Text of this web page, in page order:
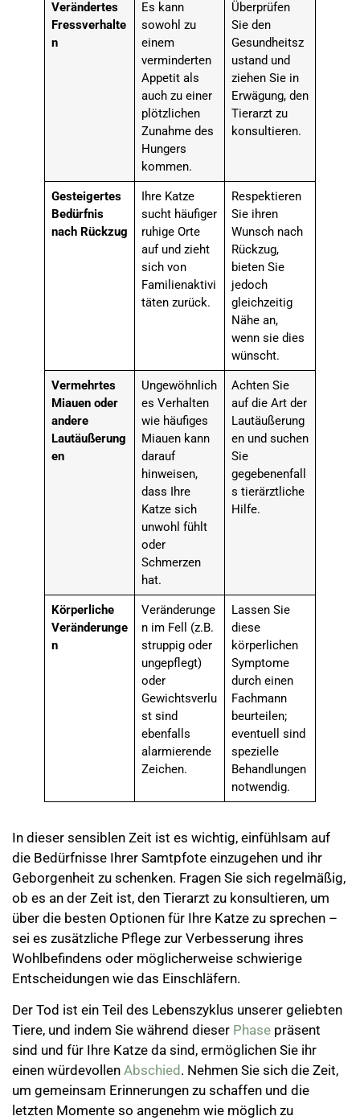
Verändertes
Fressverhalte
n
Es kann
sowohl zu
einem
verminderten
Appetit als
auch zu einer
plötzlichen
Zunahme des
Hungers
kommen.
Überprüfen
Sie den
Gesundheitsz
ustand und
ziehen Sie in
Erwägung, den
Tierarzt zu
konsultieren.
Gesteigertes
Bedürfnis
nach Rückzug
Ihre Katze
sucht häufiger
ruhige Orte
auf und zieht
sich von
Familienaktivi
täten zurück.
Respektieren
Sie ihren
Wunsch nach
Rückzug,
bieten Sie
jedoch
gleichzeitig
Nähe an,
wenn sie dies
wünscht.
Vermehrtes
Miauen oder
andere
Lautäußerung
en
Ungewöhnlich
es Verhalten
wie häufiges
Miauen kann
darauf
hinweisen,
dass Ihre
Katze sich
unwohl fühlt
oder
Schmerzen
hat.
Achten Sie
auf die Art der
Lautäußerung
en und suchen
Sie
gegebenenfall
s tierärztliche
Hilfe.
Körperliche
Veränderunge
n
Veränderunge
n im Fell (z.B.
struppig oder
ungepflegt)
oder
Gewichtsverlu
st sind
ebenfalls
alarmierende
Zeichen.
Lassen Sie
diese
körperlichen
Symptome
durch einen
Fachmann
beurteilen;
eventuell sind
spezielle
Behandlungen
notwendig.
In dieser sensiblen Zeit ist es wichtig, einfühlsam auf
die Bedürfnisse Ihrer Samtpfote einzugehen und ihr
Geborgenheit zu schenken. Fragen Sie sich regelmäßig,
ob es an der Zeit ist, den Tierarzt zu konsultieren, um
über die besten Optionen für Ihre Katze zu sprechen –
sei es zusätzliche Pflege zur Verbesserung ihres
Wohlbefindens oder möglicherweise schwierige
Entscheidungen wie das Einschläfern.
Der Tod ist ein Teil des Lebenszyklus unserer geliebten
Tiere, und indem Sie während dieser Phase präsent
sind und für Ihre Katze da sind, ermöglichen Sie ihr
einen würdevollen Abschied . Nehmen Sie sich die Zeit,
um gemeinsam Erinnerungen zu schaffen und die
letzten Momente so angenehm wie möglich zu